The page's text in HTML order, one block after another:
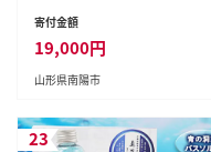
『(有)遠藤製函』 アロマ 木の香り
寄付金額
19,000円
山形県南陽市
23